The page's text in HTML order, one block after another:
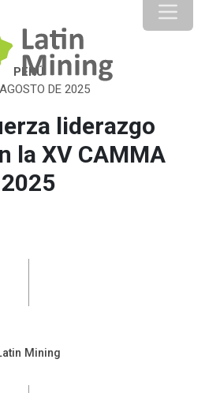
PERÚ
DE 2025
liderazgo
la XV CAMMA
2025
Mining